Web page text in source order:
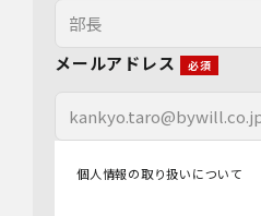
メールアドレス
個人情報の取り扱いについて